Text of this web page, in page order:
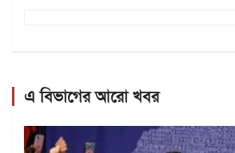
এ বিভাগের আরো খবর